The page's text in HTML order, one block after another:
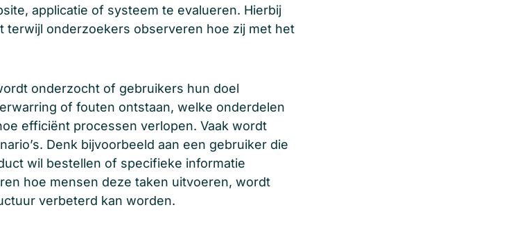
applicatie of systeem te evalueren. Hierbij
terwijl onderzoekers observeren hoe zij met het
onderzocht of gebruikers hun doel
of fouten ontstaan, welke onderdelen
efficiënt processen verlopen. Vaak wordt
Denk bijvoorbeeld aan een gebruiker die
wil bestellen of specifieke informatie
hoe mensen deze taken uitvoeren, wordt
verbeterd kan worden.